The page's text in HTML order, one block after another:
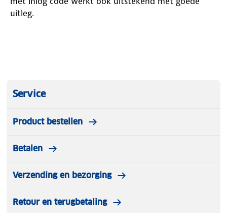
uitleg.
Service
Product bestellen
Betalen
Verzending en bezorging
Retour en terugbetaling